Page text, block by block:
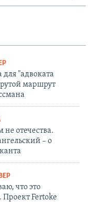
для "адвоката
маршрут
отечества.
– о
что это
Проект Fertoke